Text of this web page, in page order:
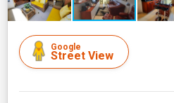
Google
Street View